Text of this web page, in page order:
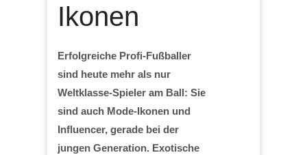
Ikonen
Erfolgreiche Profi-Fußballer
sind heute mehr als nur
Weltklasse-Spieler am Ball: Sie
sind auch Mode-Ikonen und
Influencer, gerade bei der
jungen Generation. Exotische